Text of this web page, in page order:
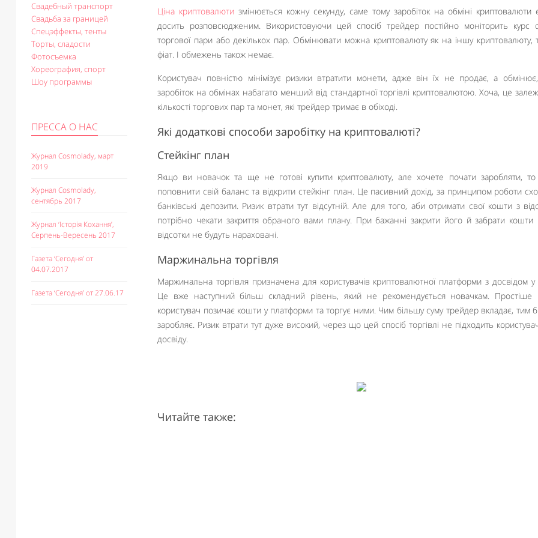
Свадебный транспорт
Свадьба за границей
Спецэффекты, тенты
Торты, сладости
Фотосъемка
Хореография, спорт
Шоу программы
ПРЕССА О НАС
Журнал Cosmolady, март
2019
Журнал Cosmolady,
сентябрь 2017
Журнал ‘Історія Кохання’,
Серпень-Вересень 2017
Газета ‘Сегодня’ от
04.07.2017
Газета ‘Сегодня’ от 27.06.17
Ціна криптовалюти змінюється кожну секунду, саме тому заробіток на обміні криптовалюти
досить розповсюдженим. Використовуючи цей спосіб трейдер постійно моніторить курс
торгової пари або декількох пар. Обмінювати можна криптовалюту як на іншу криптовалюту,
фіат. І обмежень також немає.
Користувач повністю мінімізує ризики втратити монети, адже він їх не продає, а
заробіток на обмінах набагато менший від стандартної торгівлі криптовалютою. Хоча, це
кількості торгових пар та монет, які трейдер тримає в обіході.
Які додаткові способи заробітку на криптовалюті?
Стейкінг план
Якщо ви новачок та ще не готові купити криптовалюту, але хочете почати заробляти,
поповнити свій баланс та відкрити стейкінг план. Це пасивний дохід, за принципом роботи
банківські депозити. Ризик втрати тут відсутній. Але для того, аби отримати свої кошти з
потрібно чекати закриття обраного вами плану. При бажанні закрити його й забрати кошти
відсотки не будуть нараховані.
Маржинальна торгівля
Маржинальна торгівля призначена для користувачів криптовалютної платформи з досвідом у
Це вже наступний більш складний рівень, який не рекомендується новачкам. Простіше
користувач позичає кошти у платформи та торгує ними. Чим більшу суму трейдер вкладає, тим
заробляє. Ризик втрати тут дуже високий, через що цей спосіб торгівлі не підходить
досвіду.
Читайте также: